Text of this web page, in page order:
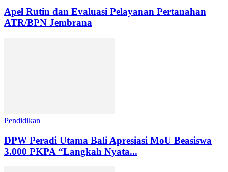
Apel Rutin dan Evaluasi Pelayanan Pertanahan
ATR/BPN Jembrana
Pendidikan
DPW Peradi Utama Bali Apresiasi MoU Beasiswa
3.000 PKPA “Langkah Nyata...